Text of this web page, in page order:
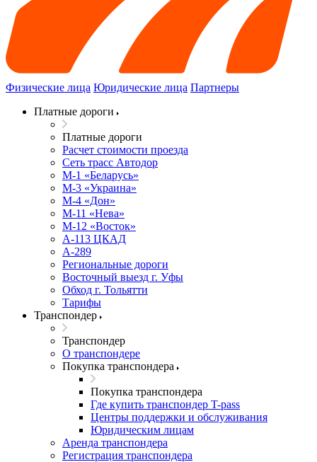
Физические лица Юридические лица Партнеры
Платные дороги
Платные дороги
Расчет стоимости проезда
Сеть трасс Автодор
М-1 «Беларусь»
М-3 «Украина»
М-4 «Дон»
М-11 «Нева»
М-12 «Восток»
А-113 ЦКАД
А-289
Региональные дороги
Восточный выезд г. Уфы
Обход г. Тольятти
Тарифы
Транспондер
Транспондер
О транспондере
Покупка транспондера
Покупка транспондера
Где купить транспондер T-pass
Центры поддержки и обслуживания
Юридическим лицам
Аренда транспондера
Регистрация транспондера